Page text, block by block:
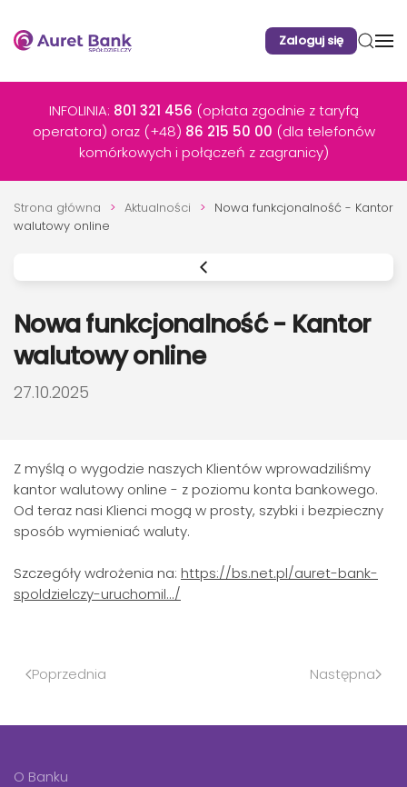
Przejdź do głównej treści
Zaloguj się
INFOLINIA: 801 321 456 (opłata zgodnie z taryfą
operatora) oraz (+48) 86 215 50 00 (dla telefonów
komórkowych i połączeń z zagranicy)
Strona główna Aktualności
Nowa funkcjonalność - Kantor
walutowy online
Nowa funkcjonalność - Kantor
walutowy online
DATA PUBLIKACJI:
27.10.2025
Z myślą o wygodzie naszych Klientów wprowadziliśmy
kantor walutowy online - z poziomu konta bankowego.
Od teraz nasi Klienci mogą w prosty, szybki i bezpieczny
sposób wymieniać waluty.
Szczegóły wdrożenia na: https://bs.net.pl/auret-bank-
spoldzielczy-uruchomil.../
Poprzednia Następna
O Banku